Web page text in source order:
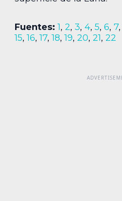
Fuentes: 1, 2, 3, 4, 5, 6, 7,
15,16,17,18,19, 20, 21, 22